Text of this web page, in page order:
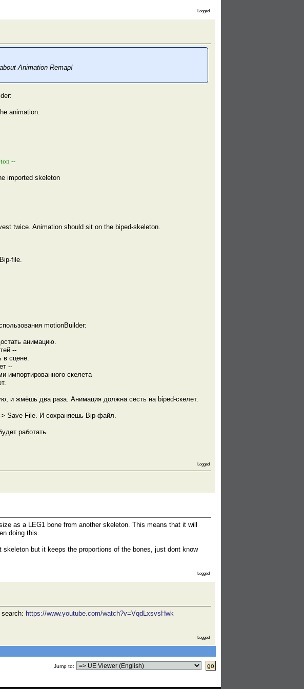
Logged
Animation Remap!
animation.
--
imported skeleton
twice. Animation should sit on the biped-skeleton.
file.
motionBuilder:
анимацию.
--
в сцене.
--
импортированного скелета
и жмёшь два раза. Анимация должна сесть на biped-скелет.
Save File. И сохраняешь Bip-файл.
работать.
Logged
as a LEG1 bone from another skeleton. This means that it will
doing this.
but it keeps the proportions of the bones, just dont know
Logged
https://www.youtube.com/watch?v=VqdLxsvsHwk
Logged
Jump to: